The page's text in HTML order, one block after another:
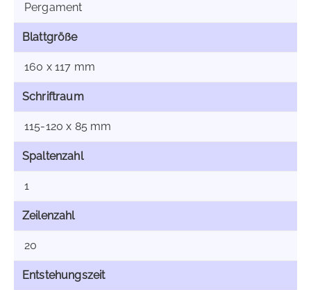
Pergament
Blattgröße
160 x 117 mm
Schriftraum
115-120 x 85 mm
Spaltenzahl
1
Zeilenzahl
20
Entstehungszeit